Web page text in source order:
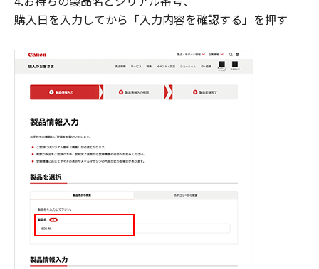
購入日を入力してから「入力内容を確認する」を押す